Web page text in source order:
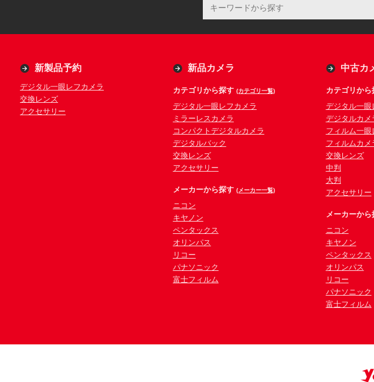
新製品予約
デジタル一眼レフカメラ
交換レンズ
アクセサリー
新品カメラ
カテゴリから探す (カテゴリ一覧)
デジタル一眼レフカメラ
ミラーレスカメラ
コンパクトデジタルカメラ
デジタルバック
交換レンズ
アクセサリー
メーカーから探す (メーカー一覧)
ニコン
キヤノン
ペンタックス
オリンパス
リコー
パナソニック
富士フィルム
中古カ
カテゴリから
デジタル一眼
デジタルカメ
フィルム一眼
フィルムカメ
交換レンズ
中判
大判
アクセサリー
メーカーから
ニコン
キヤノン
ペンタックス
オリンパス
リコー
パナソニック
富士フィルム